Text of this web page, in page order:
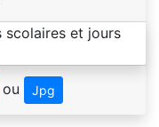
ou Jpg